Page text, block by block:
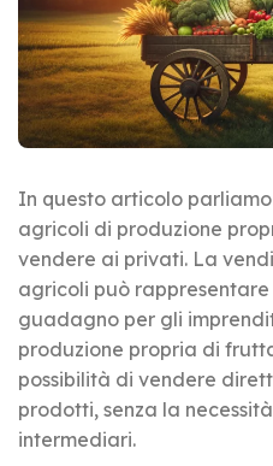
In questo articolo
agricoli di produzione
vendere ai privati. La
agricoli può rappresentare
guadagno per gli
produzione propria di
possibilità di vendere
prodotti, senza la
intermediari.